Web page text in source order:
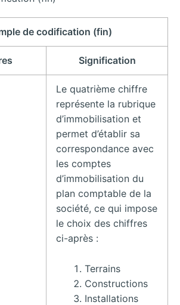
de codification (fin)
Signification
Le quatrième chiffre
représente la rubrique
d’immobilisation et
permet d’établir sa
correspondance avec
les comptes
d’immobilisation du
plan comptable de la
société, ce qui impose
le choix des chiffres
ci-après :
Terrains
Constructions
Installations